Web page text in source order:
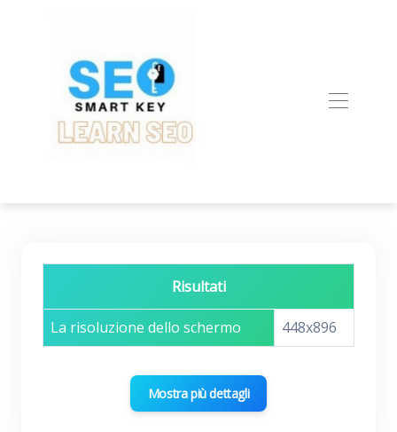
Risultati
La risoluzione dello schermo 448x896
Mostra più dettagli